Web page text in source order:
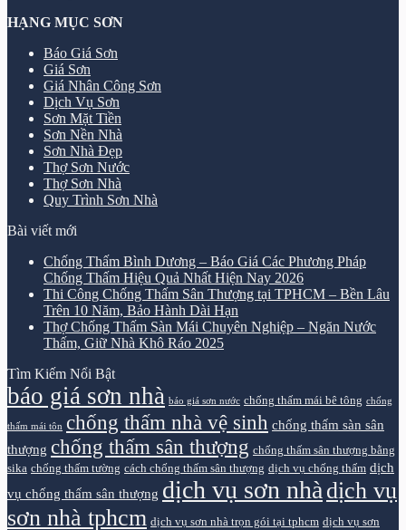
HẠNG MỤC SƠN
Báo Giá Sơn
Giá Sơn
Giá Nhân Công Sơn
Dịch Vụ Sơn
Sơn Mặt Tiền
Sơn Nền Nhà
Sơn Nhà Đẹp
Thợ Sơn Nước
Thợ Sơn Nhà
Quy Trình Sơn Nhà
Bài viết mới
Chống Thấm Bình Dương – Báo Giá Các Phương Pháp
Chống Thấm Hiệu Quả Nhất Hiện Nay 2026
Thi Công Chống Thấm Sân Thượng tại TPHCM – Bền Lâu
Trên 10 Năm, Bảo Hành Dài Hạn
Thợ Chống Thấm Sàn Mái Chuyên Nghiệp – Ngăn Nước
Thấm, Giữ Nhà Khô Ráo 2025
Tìm Kiếm Nổi Bật
báo giá sơn nhà báo giá sơn nước chống thấm mái bê tông chống
thấm mái tôn chống thấm nhà vệ sinh chống thấm sàn sân
thượng chống thấm sân thượng chống thấm sân thượng bằng
sika chống thấm tường cách chống thấm sân thượng dịch vụ chống thấm dịch
vụ chống thấm sân thượng dịch vụ sơn nhà dịch vụ
sơn nhà tphcm dịch vụ sơn nhà trọn gói tại tphcm dịch vụ sơn